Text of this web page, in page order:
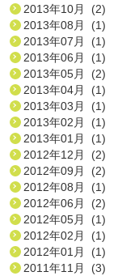
2013年10月 (2)
2013年08月 (1)
2013年07月 (1)
2013年06月 (1)
2013年05月 (2)
2013年04月 (1)
2013年03月 (1)
2013年02月 (1)
2013年01月 (1)
2012年12月 (2)
2012年09月 (2)
2012年08月 (1)
2012年06月 (2)
2012年05月 (1)
2012年02月 (1)
2012年01月 (1)
2011年11月 (3)